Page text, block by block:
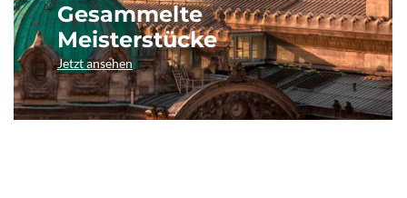
Gesammelte
Meisterstücke
Jetzt ansehen